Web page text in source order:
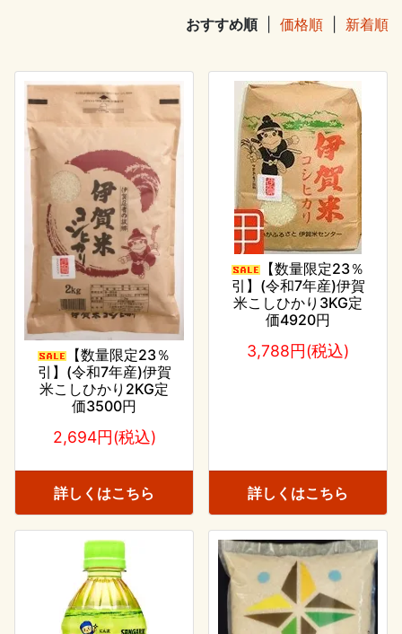
おすすめ順| 価格順 新着順
【数量限定23％
引】(令和7年産)伊賀
米こしひかり2KG定
価3500円
2,694円(税込)
詳しくはこちら
【数量限定23％
引】(令和7年産)伊賀
米こしひかり3KG定
価4920円
3,788円(税込)
詳しくはこちら